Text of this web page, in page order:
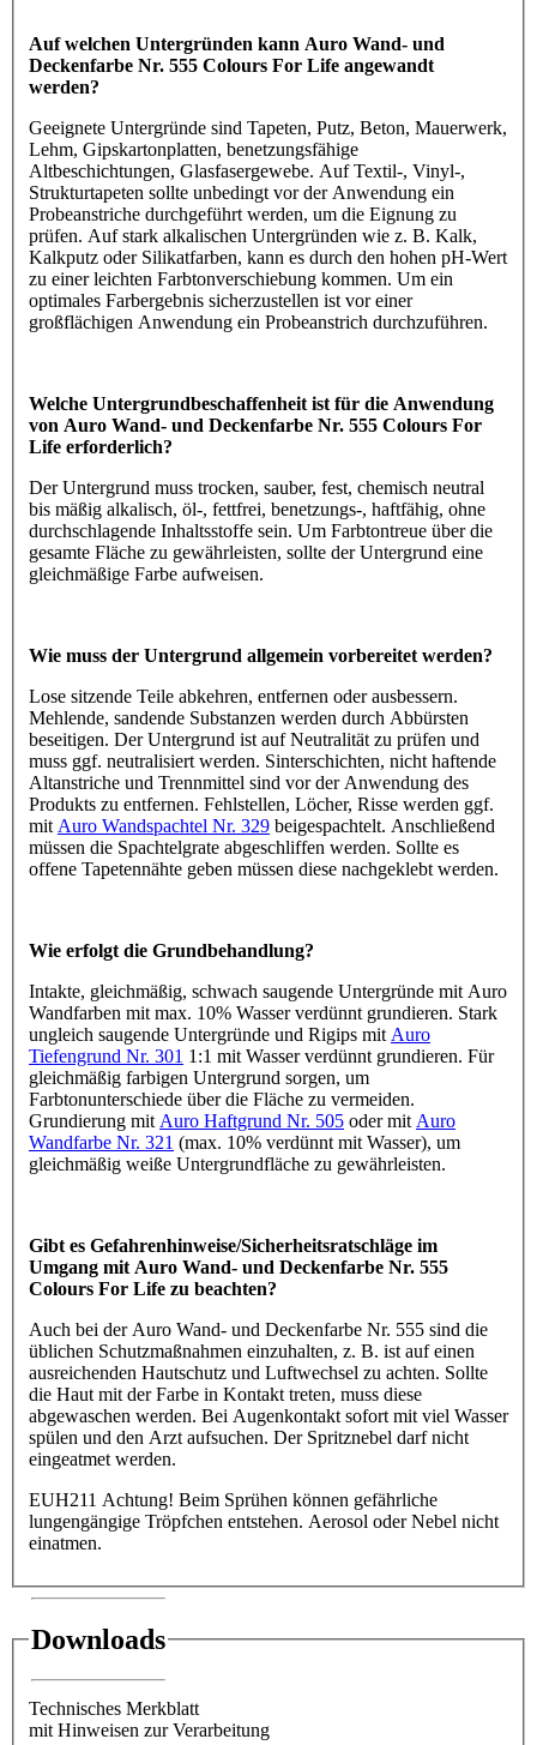
Auf welchen Untergründen kann Auro Wand- und
Deckenfarbe Nr. 555 Colours For Life angewandt
werden?
Geeignete Untergründe sind Tapeten, Putz, Beton, Mauerwerk,
Lehm, Gipskartonplatten, benetzungsfähige
Altbeschichtungen, Glasfasergewebe. Auf Textil-, Vinyl-,
Strukturtapeten sollte unbedingt vor der Anwendung ein
Probeanstriche durchgeführt werden, um die Eignung zu
prüfen. Auf stark alkalischen Untergründen wie z. B. Kalk,
Kalkputz oder Silikatfarben, kann es durch den hohen pH-Wert
zu einer leichten Farbtonverschiebung kommen. Um ein
optimales Farbergebnis sicherzustellen ist vor einer
großflächigen Anwendung ein Probeanstrich durchzuführen.
Welche Untergrundbeschaffenheit ist für die Anwendung
von Auro Wand- und Deckenfarbe Nr. 555 Colours For
Life erforderlich?
Der Untergrund muss trocken, sauber, fest, chemisch neutral
bis mäßig alkalisch, öl-, fettfrei, benetzungs-, haftfähig, ohne
durchschlagende Inhaltsstoffe sein. Um Farbtontreue über die
gesamte Fläche zu gewährleisten, sollte der Untergrund eine
gleichmäßige Farbe aufweisen.
Wie muss der Untergrund allgemein vorbereitet werden?
Lose sitzende Teile abkehren, entfernen oder ausbessern.
Mehlende, sandende Substanzen werden durch Abbürsten
beseitigen. Der Untergrund ist auf Neutralität zu prüfen und
muss ggf. neutralisiert werden. Sinterschichten, nicht haftende
Altanstriche und Trennmittel sind vor der Anwendung des
Produkts zu entfernen. Fehlstellen, Löcher, Risse werden ggf.
mit Auro Wandspachtel Nr. 329 beigespachtelt. Anschließend
müssen die Spachtelgrate abgeschliffen werden. Sollte es
offene Tapetennähte geben müssen diese nachgeklebt werden.
Wie erfolgt die Grundbehandlung?
Intakte, gleichmäßig, schwach saugende Untergründe mit Auro
Wandfarben mit max. 10% Wasser verdünnt grundieren. Stark
ungleich saugende Untergründe und Rigips mit Auro
Tiefengrund Nr. 301 1:1 mit Wasser verdünnt grundieren. Für
gleichmäßig farbigen Untergrund sorgen, um
Farbtonunterschiede über die Fläche zu vermeiden.
Grundierung mit Auro Haftgrund Nr. 505 oder mit Auro
Wandfarbe Nr. 321 (max. 10% verdünnt mit Wasser), um
gleichmäßig weiße Untergrundfläche zu gewährleisten.
Gibt es Gefahrenhinweise/Sicherheitsratschläge im
Umgang mit Auro Wand- und Deckenfarbe Nr. 555
Colours For Life zu beachten?
Auch bei der Auro Wand- und Deckenfarbe Nr. 555 sind die
üblichen Schutzmaßnahmen einzuhalten, z. B. ist auf einen
ausreichenden Hautschutz und Luftwechsel zu achten. Sollte
die Haut mit der Farbe in Kontakt treten, muss diese
abgewaschen werden. Bei Augenkontakt sofort mit viel Wasser
spülen und den Arzt aufsuchen. Der Spritznebel darf nicht
eingeatmet werden.
EUH211 Achtung! Beim Sprühen können gefährliche
lungengängige Tröpfchen entstehen. Aerosol oder Nebel nicht
einatmen.
Downloads
Technisches Merkblatt
mit Hinweisen zur Verarbeitung